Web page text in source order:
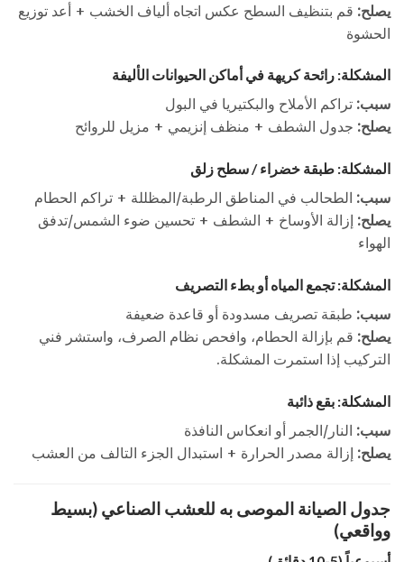
يصلح: قم بتنظيف السطح عكس اتجاه ألياف الخشب + أعد توزيع
الحشوة
المشكلة: رائحة كريهة في أماكن الحيوانات الأليفة
سبب: تراكم الأملاح والبكتيريا في البول
يصلح: جدول الشطف + منظف إنزيمي + مزيل للروائح
المشكلة: طبقة خضراء / سطح زلق
سبب: الطحالب في المناطق الرطبة/المظللة + تراكم الحطام
يصلح: إزالة الأوساخ + الشطف + تحسين ضوء الشمس/تدفق
الهواء
المشكلة: تجمع المياه أو بطء التصريف
سبب: طبقة تصريف مسدودة أو قاعدة ضعيفة
يصلح: قم بإزالة الحطام، وافحص نظام الصرف، واستشر فني
التركيب إذا استمرت المشكلة.
المشكلة: بقع ذائبة
سبب: النار/الجمر أو انعكاس النافذة
يصلح: إزالة مصدر الحرارة + استبدال الجزء التالف من العشب
جدول الصيانة الموصى به للعشب الصناعي (بسيط
وواقعي)